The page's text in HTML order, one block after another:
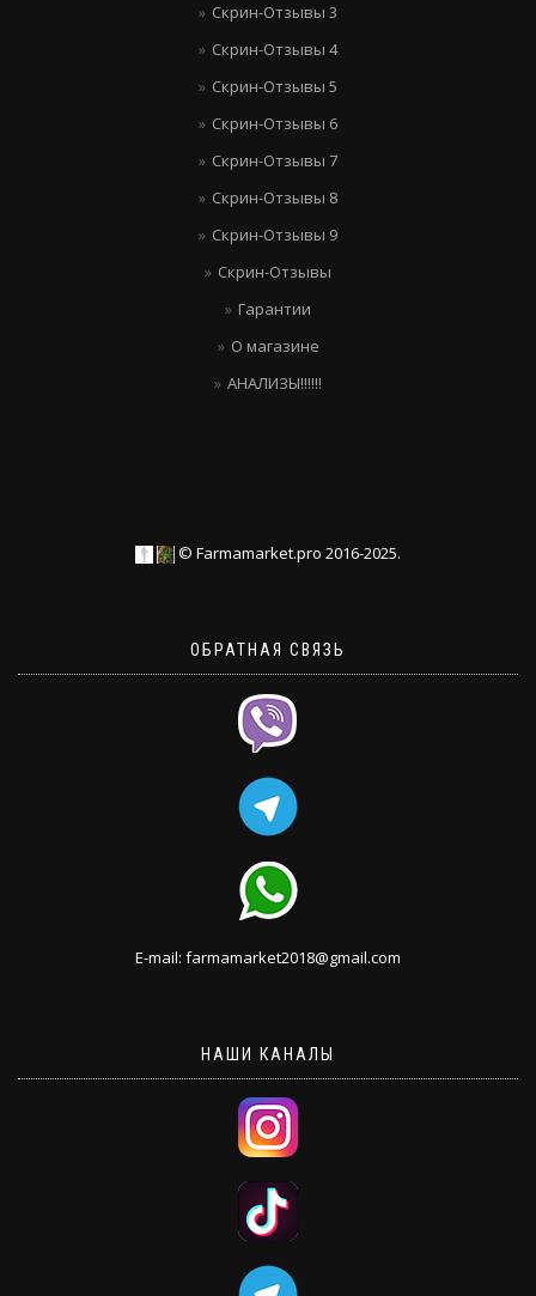
Скрин-Отзывы 3
Скрин-Отзывы 4
Скрин-Отзывы 5
Скрин-Отзывы 6
Скрин-Отзывы 7
Скрин-Отзывы 8
Скрин-Отзывы 9
Скрин-Отзывы
Гарантии
О магазине
АНАЛИЗЫ!!!!!!
© Farmamarket.pro 2016-2025.
ОБРАТНАЯ СВЯЗЬ
E-mail: farmamarket2018@gmail.com
НАШИ КАНАЛЫ